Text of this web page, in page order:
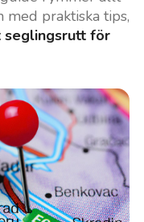
med praktiska tips,
seglingsrutt för